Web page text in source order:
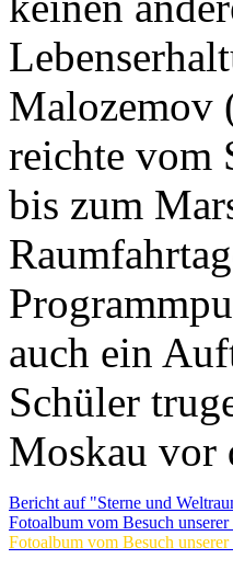
Malozemov
reichte vom
bis zum
auch ein
Schüler
Moskau vor
Bericht auf "Sterne und
Fotoalbum vom Besuch
Fotoalbum vom Besuch